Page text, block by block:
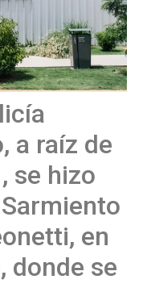
a raíz de
se hizo
en
donde se